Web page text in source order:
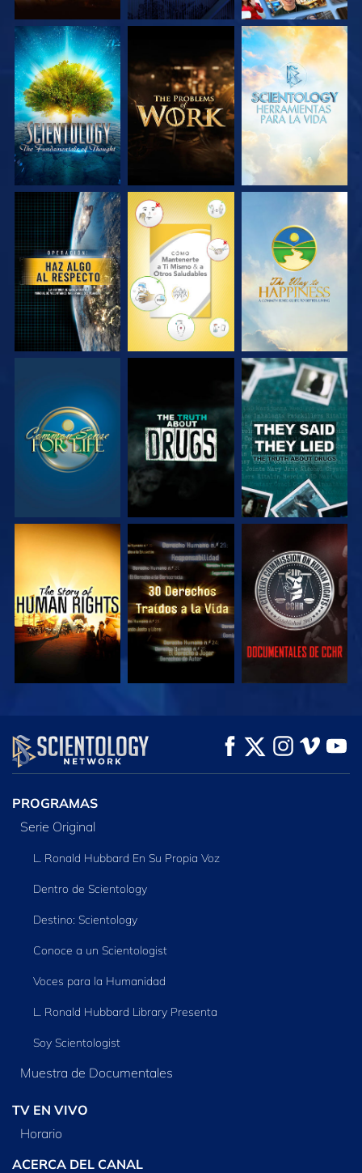
EXPLORA LAS
SERIES
EXPLORA LAS
SERIES
EXPLORA LAS
SERIES
VE VE VE
VE VE
VE VE VE
VE
EXPLORA LAS
SERIES
PROGRAMAS
Serie Original
L. Ronald Hubbard En Su Propia Voz
Dentro de Scientology
Destino: Scientology
Conoce a un Scientologist
Voces para la Humanidad
L. Ronald Hubbard Library Presenta
Soy Scientologist
Muestra de Documentales
TV EN VIVO
Horario
ACERCA DEL CANAL